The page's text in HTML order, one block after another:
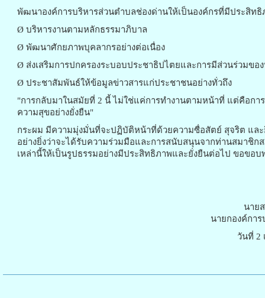
พัฒนาองค์การบริหารส่วนตำบลช่องด่านให้เป็นองค์กรที่มีประสิท
Ø บริหารงานตามหลักธรรมาภิบาล
Ø พัฒนาศักยภาพบุคลากรอย่างต่อเนื่อง
Ø ส่งเสริมการปกครองระบอบประชาธิปไตยและการมีส่วนร่วมขอ
Ø ประชาสัมพันธ์ให้ข้อมูลข่าวสารแก่ประชาชนอย่างทั่วถึง
"การกลับมาในสมัยที่ 2 นี้ ไม่ใช่แค่การทำงานตามหน้าที่ แต่คือก
ความสุขอย่างยั่งยืน"
กระผม มีความมุ่งมั่นที่จะปฏิบัติหน้าที่ด้วยความซื่อสัตย์ สุจริต แล
อย่างยิ่งว่าจะได้รับความร่วมมือและการสนับสนุนจากท่านสมาชิ
เหล่านี้ให้เป็นรูปธรรมอย่างมีประสิทธิภาพและยั่งยืนต่อไป ขอขอ
นาย
นายกองค์กา
วันที่ 2 เดือน มีนาคม พ